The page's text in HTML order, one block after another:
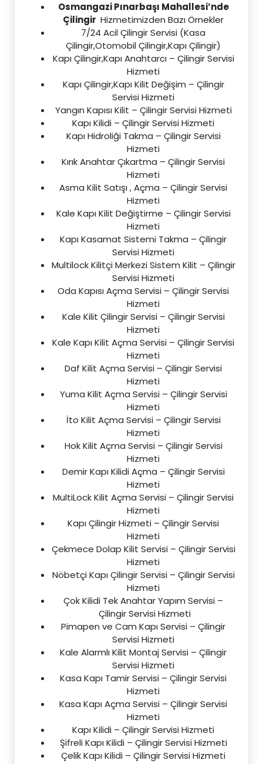
Osmangazi Pınarbaşı Mahallesi’nde
Çilingir Hizmetimizden Bazı Örnekler
7/24 Acil Çilingir Servisi (Kasa
Çilingir,Otomobil Çilingir,Kapı Çilingir)
Kapı Çilingir,Kapı Anahtarcı – Çilingir Servisi
Hizmeti
Kapı Çilingir,Kapı Kilit Değişim – Çilingir
Servisi Hizmeti
Yangın Kapısı Kilit – Çilingir Servisi Hizmeti
Kapı Kilidi – Çilingir Servisi Hizmeti
Kapı Hidroliği Takma – Çilingir Servisi
Hizmeti
Kırık Anahtar Çıkartma – Çilingir Servisi
Hizmeti
Asma Kilit Satışı , Açma – Çilingir Servisi
Hizmeti
Kale Kapı Kilit Değiştirme – Çilingir Servisi
Hizmeti
Kapı Kasamat Sistemi Takma – Çilingir
Servisi Hizmeti
Multilock Kilitçi Merkezi Sistem Kilit – Çilingir
Servisi Hizmeti
Oda Kapısı Açma Servisi – Çilingir Servisi
Hizmeti
Kale Kilit Çilingir Servisi – Çilingir Servisi
Hizmeti
Kale Kapı Kilit Açma Servisi – Çilingir Servisi
Hizmeti
Daf Kilit Açma Servisi – Çilingir Servisi
Hizmeti
Yuma Kilit Açma Servisi – Çilingir Servisi
Hizmeti
İto Kilit Açma Servisi – Çilingir Servisi
Hizmeti
Hok Kilit Açma Servisi – Çilingir Servisi
Hizmeti
Demir Kapı Kilidi Açma – Çilingir Servisi
Hizmeti
MultiLock Kilit Açma Servisi – Çilingir Servisi
Hizmeti
Kapı Çilingir Hizmeti – Çilingir Servisi
Hizmeti
Çekmece Dolap Kilit Servisi – Çilingir Servisi
Hizmeti
Nöbetçi Kapı Çilingir Servisi – Çilingir Servisi
Hizmeti
Çok Kilidi Tek Anahtar Yapım Servisi –
Çilingir Servisi Hizmeti
Pimapen ve Cam Kapı Servisi – Çilingir
Servisi Hizmeti
Kale Alarmlı Kilit Montaj Servisi – Çilingir
Servisi Hizmeti
Kasa Kapı Tamir Servisi – Çilingir Servisi
Hizmeti
Kasa Kapı Açma Servisi – Çilingir Servisi
Hizmeti
Kapı Kilidi – Çilingir Servisi Hizmeti
Şifreli Kapı Kilidi – Çilingir Servisi Hizmeti
Çelik Kapı Kilidi – Çilingir Servisi Hizmeti